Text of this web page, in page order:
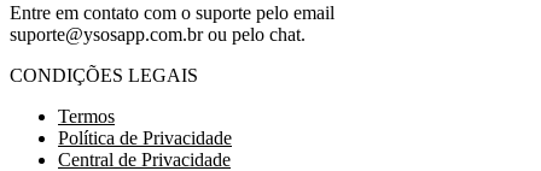
Entre em contato com o suporte pelo email
suporte@ysosapp.com.brou pelo chat.
CONDIÇÕES LEGAIS
Termos
Política de Privacidade
Central de Privacidade